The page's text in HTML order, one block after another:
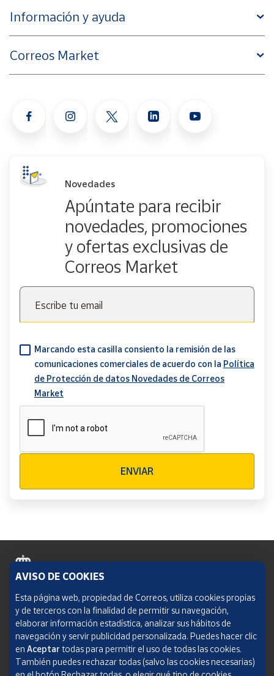
Información y ayuda
Correos Market
Novedades
Apúntate para recibir
novedades, promociones
y ofertas exclusivas de
Correos Market
Escribe tu email
Marcando esta casilla consiento la remisión de las
comunicaciones comerciales de acuerdo con la Política
de Protección de datos Novedades de Correos
Market
ENVIAR
Política de cookies
Aviso legal
Condiciones del servicio
Política de Privacidad Web
AVISO DE COOKIES
Esta página web, propiedad de Correos, utiliza cookies propias
y de terceros con la finalidad de permitir su navegación,
elaborar información estadística, analizar sus hábitos de
navegación y servir publicidad personalizada. Puedes hacer clic
en Aceptar todas para permitir el uso de todas las cookies.
También puedes rechazar todas (salvo las cookies necesarias)